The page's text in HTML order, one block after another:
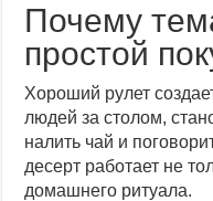
Почему
простой
Хороший рулет
людей за столом,
налить чай и
десерт работает не
домашнего ритуала.